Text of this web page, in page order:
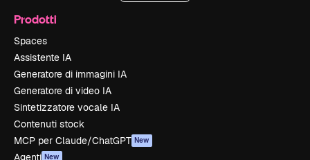
Prodotti
Spaces
Assistente IA
Generatore di immagini IA
Generatore di video IA
Sintetizzatore vocale IA
Contenuti stock
MCP per Claude/ChatGPT New
Agenti New